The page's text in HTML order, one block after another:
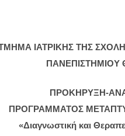
ΙΑΤΡΙΚΗΣ ΤΗΣ
ΠΑΝΕΠΙΣΤΗΜΙΟΥ
ΠΡΟΚΗΡΥΞΗ-
ΠΡΟΓΡΑΜΜΑΤΟΣ
«Διαγνωστική και